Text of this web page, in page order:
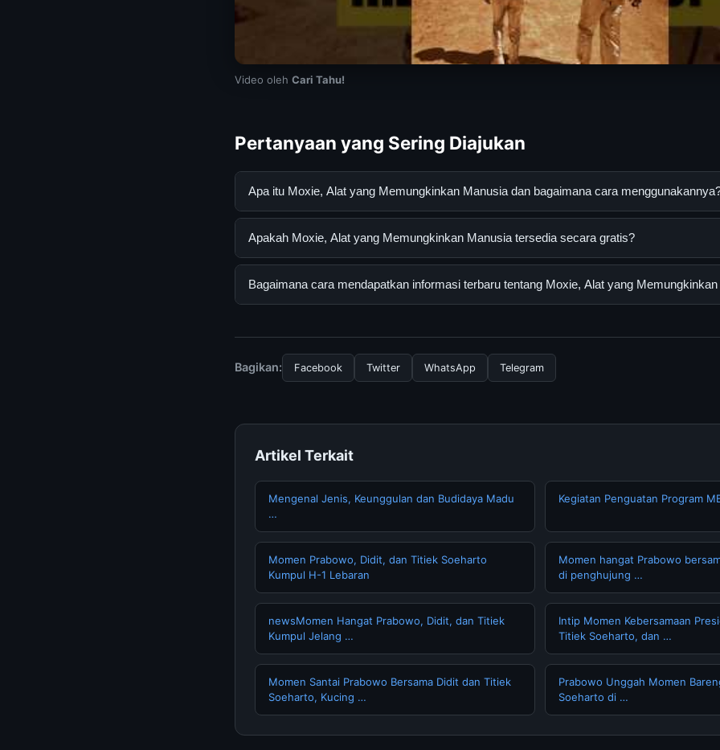
Video oleh Cari Tahu!
Pertanyaan yang Sering Diajukan
Apa itu Moxie, Alat yang Memungkinkan Manusia dan bagaimana cara
Moxie, Alat yang Memungkinkan Manusia adalah layanan digital yang dirancang untuk
resmi dan mengikuti panduan yang tersedia.
Apakah Moxie, Alat yang Memungkinkan Manusia tersedia secara gratis?
Ya, Moxie, Alat yang Memungkinkan Manusia dapat diakses secara gratis oleh semua
Bagaimana cara mendapatkan informasi terbaru tentang Moxie, Alat yang
dan terpercaya.
Bagikan: Facebook Twitter WhatsApp Telegram
Artikel Terkait
Mengenal Jenis, Keunggulan dan Budidaya Madu
…
Kegiatan Penguatan Program
Momen Prabowo, Didit, dan Titiek Soeharto
Kumpul H-1 Lebaran
Momen hangat Prabowo
di penghujung …
newsMomen Hangat Prabowo, Didit, dan Titiek
Kumpul Jelang …
Intip Momen Kebersamaan
Titiek Soeharto, dan …
Momen Santai Prabowo Bersama Didit dan Titiek
Soeharto, Kucing …
Prabowo Unggah Momen
Soeharto di …